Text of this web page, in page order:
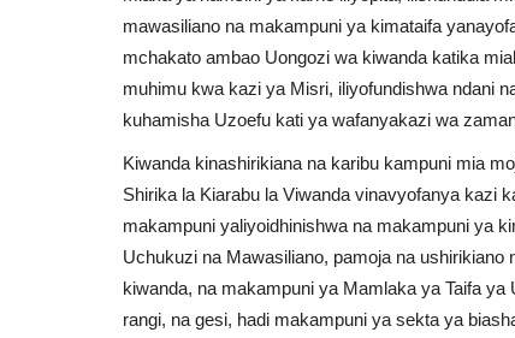
mawasiliano na makampuni ya kimataifa
mchakato ambao Uongozi wa kiwanda katika
muhimu kwa kazi ya Misri, iliyofundishwa ndani
kuhamisha Uzoefu kati ya wafanyakazi wa
Kiwanda kinashirikiana na karibu kampuni mia
Shirika la Kiarabu la Viwanda vinavyofanya kazi
makampuni yaliyoidhinishwa na makampuni ya
Uchukuzi na Mawasiliano, pamoja na
kiwanda, na makampuni ya Mamlaka ya Taifa
rangi, na gesi, hadi makampuni ya sekta ya